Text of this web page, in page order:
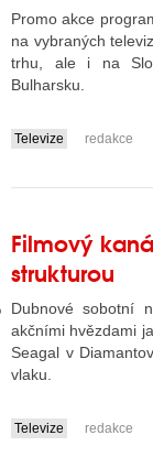
STÁT BLOGEREM
DISKUTÉRA NA RADIOTV
STARŠÍCH DISKUZÍ
Promo akce
na vybraných
trhu, ale i na
Bulharsku.
....
Televize redakce
Filmový
strukturou
Dubnové sobotní
akčními hvězdami
Seagal v
vlaku.
....
Televize redakce